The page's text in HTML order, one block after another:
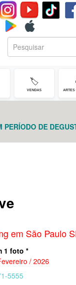
🏷️
VENDAS ARTES
PERÍODO DE
em São Paulo
1 foto *
/ 2026
5555